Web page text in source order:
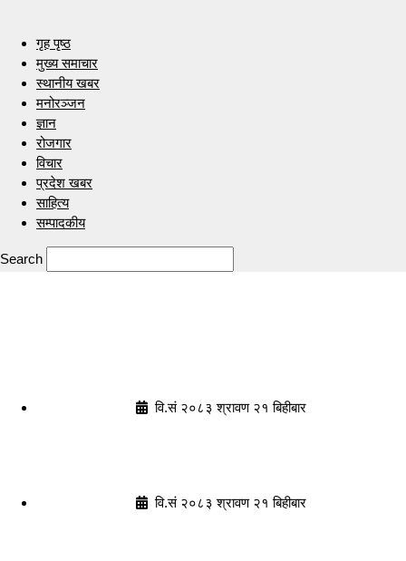
गृह पृष्ठ
मुख्य समाचार
स्थानीय खबर
मनोरञ्जन
ज्ञान
रोजगार
विचार
प्रदेश खबर
साहित्य
सम्पादकीय
Search
वि.सं २०८३ श्रावण २१ बिहीबार
वि.सं २०८३ श्रावण २१ बिहीबार